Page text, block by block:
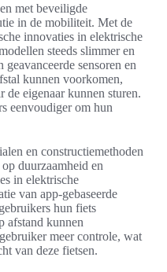
met beveiligde
in de mobiliteit. Met de
innovaties in elektrische
steeds slimmer en
sensoren en
kunnen voorkomen,
de eigenaar kunnen sturen.
eenvoudiger om hun
en constructiemethoden
duurzaamheid en
in elektrische
van app-gebaseerde
hun fiets
afstand kunnen
meer controle, wat
van deze fietsen.